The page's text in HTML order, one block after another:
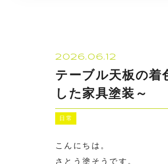
2026.06.12
テーブル天板の着
した家具塗装～
日常
こんにちは。
さとう塗そうです。